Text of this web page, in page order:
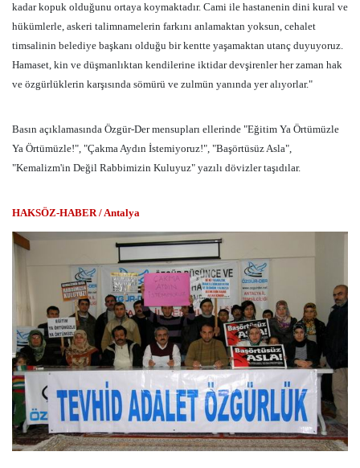
kadar kopuk olduğunu ortaya koymaktadır. Cami ile hastanenin dini kural ve
hükümlerle, askeri talimnamelerin farkını anlamaktan yoksun, cehalet
timsalinin belediye başkanı olduğu bir kentte yaşamaktan utanç duyuyoruz.
Hamaset, kin ve düşmanlıktan kendilerine iktidar devşirenler her zaman hak
ve özgürlüklerin karşısında sömürü ve zulmün yanında yer alıyorlar."
Basın açıklamasında Özgür-Der mensupları ellerinde "Eğitim Ya Örtümüzle
Ya Örtümüzle!", "Çakma Aydın İstemiyoruz!", "Başörtüsüz Asla",
"Kemalizm'in Değil Rabbimizin Kuluyuz" yazılı dövizler taşıdılar.
HAKSÖZ-HABER / Antalya